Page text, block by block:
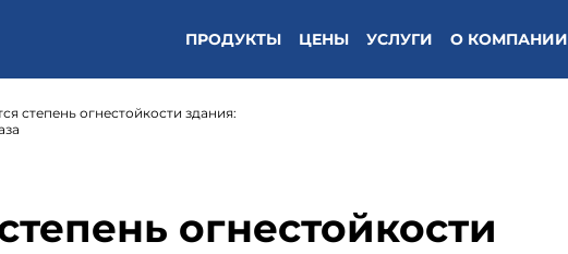
ПРОДУКТЫ ЦЕНЫ УСЛУГИ О КОМПАНИИ
степень огнестойкости здания:
огнестойкости